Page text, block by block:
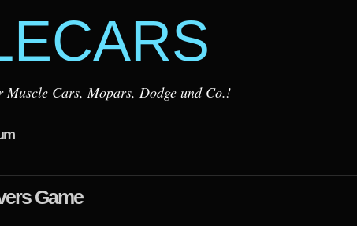
Cars, Mopars, Dodge und Co.!
Game